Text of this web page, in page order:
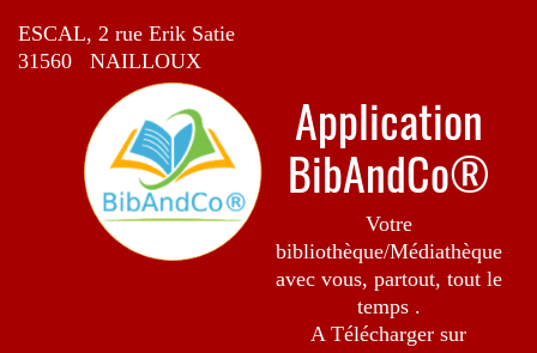
ESCAL, 2 rue Erik Satie
31560 NAILLOUX
Application
BibAndCo®
Votre
bibliothèque/Médiathèque
avec vous, partout, tout le
temps .
A Télécharger sur